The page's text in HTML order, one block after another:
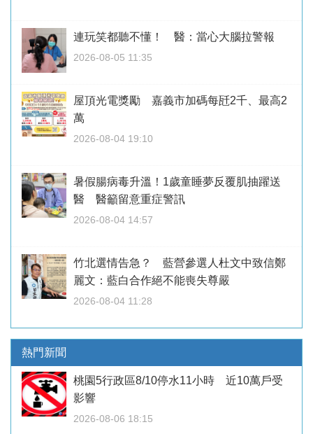
連玩笑都聽不懂！ 醫：當心大腦拉警報
2026-08-05 11:35
屋頂光電獎勵 嘉義市加碼每瓩2千、最高2
萬
2026-08-04 19:10
暑假腸病毒升溫！1歲童睡夢反覆肌抽躍送
醫 醫籲留意重症警訊
2026-08-04 14:57
竹北選情告急？ 藍營參選人杜文中致信鄭
麗文：藍白合作絕不能喪失尊嚴
2026-08-04 11:28
熱門新聞
桃園5行政區8/10停水11小時 近10萬戶受
影響
2026-08-06 18:15